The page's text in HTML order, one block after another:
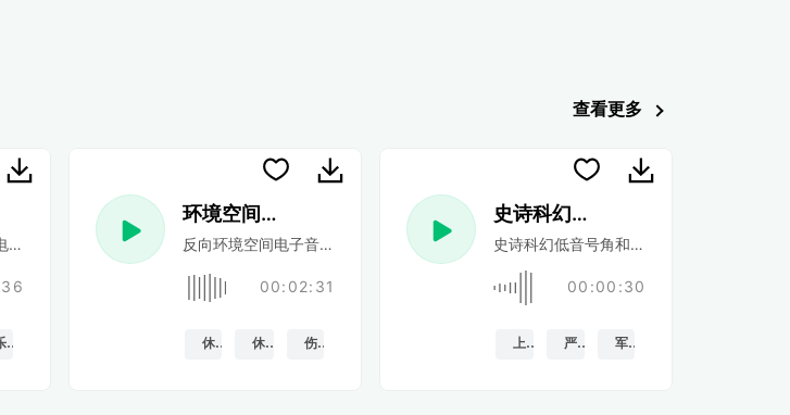
查看更多
子合成器，可融入中速能量合成器主导的节拍
乐趣
环境空间电子
反向环境空间电子音效,上升和消退。
00:02:31
休息 休息室 伤心
史诗科幻预告片
史诗科幻低音号角和硬鼓和带立管的防撞帽
00:00:30
上升 严肃的 军队